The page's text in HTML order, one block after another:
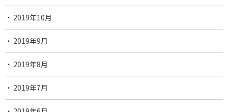
2019年10月
2019年9月
2019年8月
2019年7月